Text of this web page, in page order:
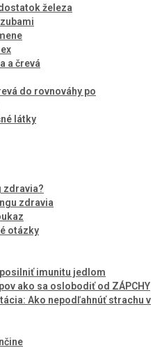
železa
a črevá
do rovnováhy po
látky
zdravia?
zdravia
otázky
imunitu jedlom
ako sa oslobodiť od ZÁPCHY
Ako nepodľahnúť strachu v